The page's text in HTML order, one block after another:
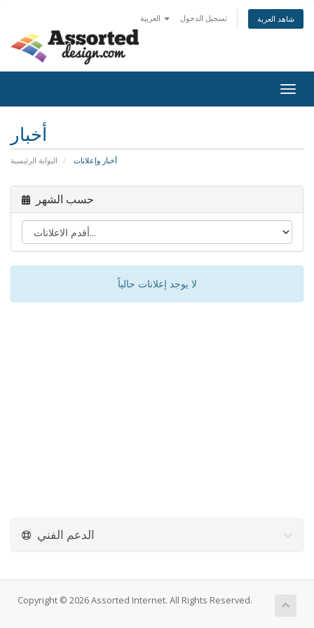
تسجيل الدخول شاهد العربة
أخبار
البوابة الرئيسية أخبار وإعلانات
حسب الشهر
لا يوجد إعلانات حالياً
الدعم الفني
Copyright © 2026 Assorted Internet. All Rights Reserved.